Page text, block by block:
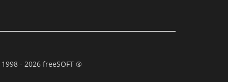
- 2026 freeSOFT ®